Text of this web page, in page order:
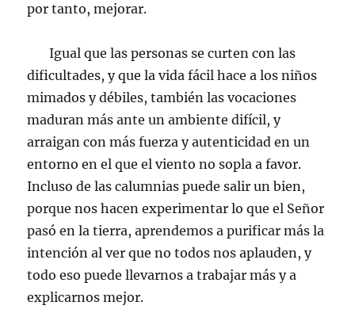
por tanto, mejorar.
Igual que las personas se curten con las
dificultades, y que la vida fácil hace a los niños
mimados y débiles, también las vocaciones
maduran más ante un ambiente difícil, y
arraigan con más fuerza y autenticidad en un
entorno en el que el viento no sopla a favor.
Incluso de las calumnias puede salir un bien,
porque nos hacen experimentar lo que el Señor
pasó en la tierra, aprendemos a purificar más la
intención al ver que no todos nos aplauden, y
todo eso puede llevarnos a trabajar más y a
explicarnos mejor.